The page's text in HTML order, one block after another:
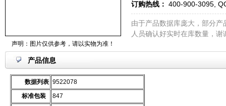
声明：图片仅供参考，请以实物为准！
订购热线： 400-900-3095,
由于产品数据库庞大，部分
人员确认好实时在库数量，谢
产品信息
数据列表 9522078
标准包装
847